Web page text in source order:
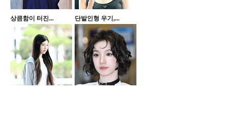
상큼함이 터진... 단발인형 우기,...